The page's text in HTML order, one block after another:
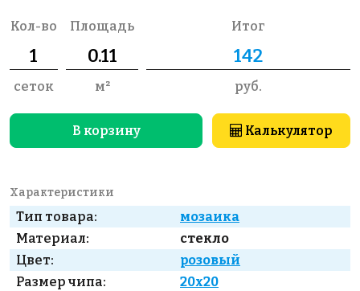
Кол-во
сеток
Площадь
м²
Итог
руб.
В корзину Калькулятор
Характеристики
Тип товара:
мозаика
Материал:
стекло
Цвет:
розовый
Размер чипа:
20x20